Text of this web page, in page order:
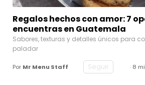
Regalos hechos con amor: 7
encuentras en Guatemala
Sabores, texturas y detalles únicos para
paladar
Por Mr Menu Staff Seguir · 8